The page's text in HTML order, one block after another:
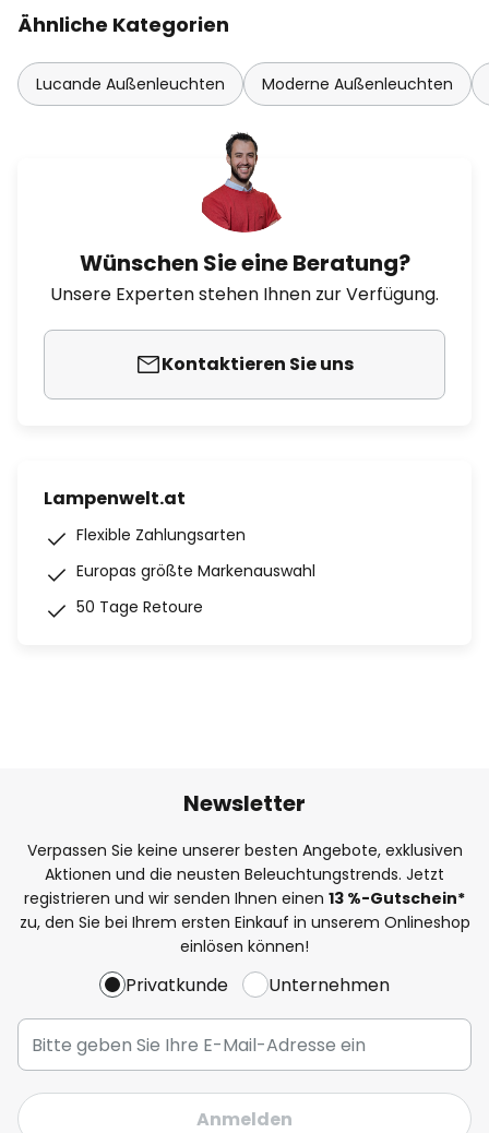
Ähnliche Kategorien
Lucande Außenleuchten Moderne Außenleuchten
Wünschen Sie eine Beratung?
Unsere Experten stehen Ihnen zur Verfügung.
Kontaktieren Sie uns
Lampenwelt.at
Flexible Zahlungsarten
Europas größte Markenauswahl
50 Tage Retoure
Newsletter
Verpassen Sie keine unserer besten Angebote, exklusiven
Aktionen und die neusten Beleuchtungstrends. Jetzt
registrieren und wir senden Ihnen einen 13 %-Gutschein*
zu, den Sie bei Ihrem ersten Einkauf in unserem Onlineshop
einlösen können!
Privatkunde Unternehmen
Anmelden